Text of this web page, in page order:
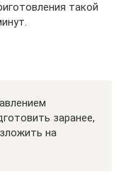
такой
заранее,
на